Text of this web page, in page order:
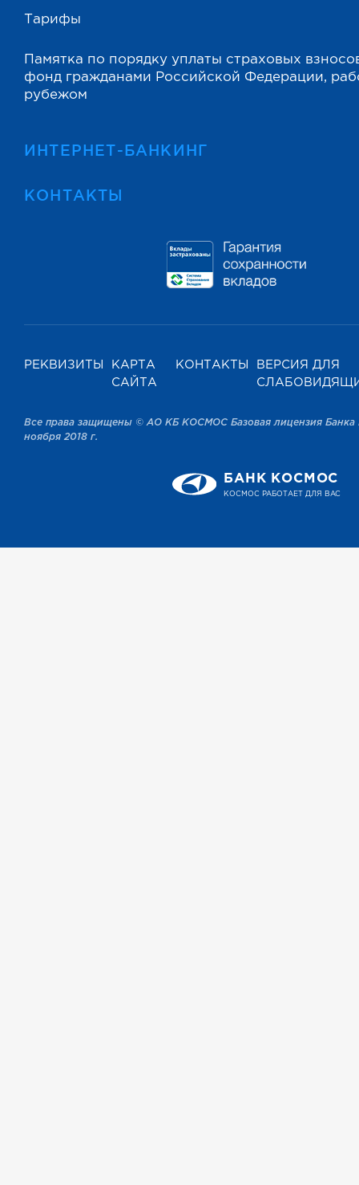
Тарифы
Памятка по порядку уплаты страховых
фонд гражданами Российской Федерации,
рубежом
ИНТЕРНЕТ-БАНКИНГ
КОНТАКТЫ
РЕКВИЗИТЫ
КАРТА
САЙТА
КОНТАКТЫ
ВЕРСИЯ ДЛЯ
Все права защищены © АО КБ КОСМОС Базовая лицензия Банка
ноября 2018 г.